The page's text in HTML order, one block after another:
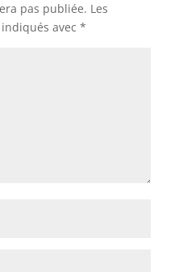
pas publiée. Les
avec *